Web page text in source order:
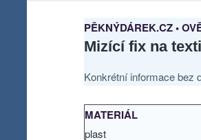
PĚKNÝDÁREK.CZ •
Mizící fix na
Konkrétní informace bez
MATERIÁL
plast